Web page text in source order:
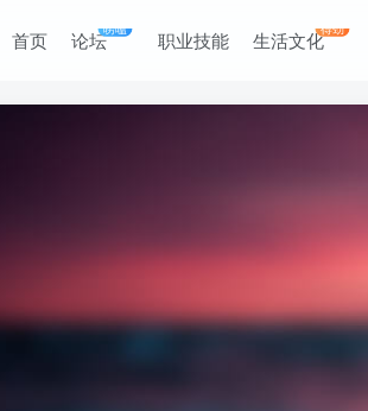
首页 论坛唠嗑 职业技能 生活文化得劲